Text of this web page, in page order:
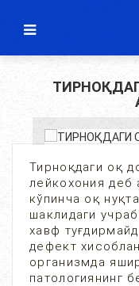
Тирноқдаги оқ
лейкохония деб
кўпинча оқ
шаклидаги
хавф
дефект
организмда
патологиянинг